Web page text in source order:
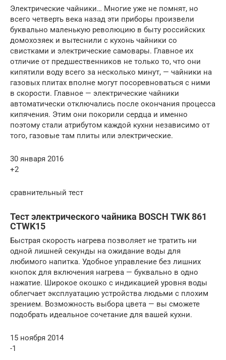
Электрические чайники… Многие уже не помнят, но
всего четверть века назад эти приборы произвели
буквально маленькую революцию в быту российских
домохозяек и вытеснили с кухонь чайники со
свистками и электрические самовары. Главное их
отличие от предшественников не только то, что они
кипятили воду всего за несколько минут, — чайники на
газовых плитах вполне могут посоревноваться с ними
в скорости. Главное — электрические чайники
автоматически отключались после окончания процесса
кипячения. Этим они покорили сердца и именно
поэтому стали атрибутом каждой кухни независимо от
того, газовые там плиты или электрические.
30 января 2016
+2
сравнительный тест
Тест электрического чайника BOSCH TWK 861
CTWK15
Быстрая скорость нагрева позволяет не тратить ни
одной лишней секунды на ожидание воды для
любимого напитка. Удобное управление без лишних
кнопок для включения нагрева — буквально в одно
нажатие. Широкое окошко с индикацией уровня воды
облегчает эксплуатацию устройства людьми с плохим
зрением. Возможность выбора цвета — вы сможете
подобрать идеальное сочетание для вашей кухни.
15 ноября 2014
-1